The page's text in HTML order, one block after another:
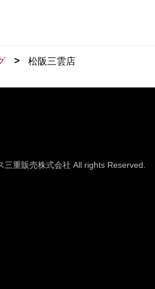
> 松阪三雲店
重販売株式会社 All rights Reserved.